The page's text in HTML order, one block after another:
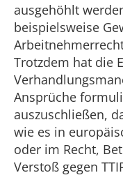
ausgehöhlt
beispielsweise
Trotzdem hat die
Ansprüche
auszuschließen,
wie es in
oder im Recht,
Verstoß gegen